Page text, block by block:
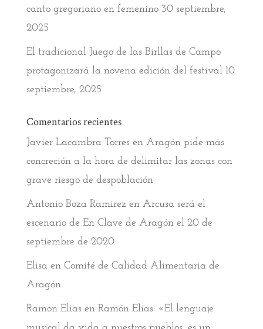
canto gregoriano en femenino 30 septiembre,
2025
El tradicional Juego de las Birllas de Campo
protagonizará la novena edición del festival 10
septiembre, 2025
Comentarios recientes
Javier Lacambra Torresen Aragón pide más
concreción a la hora de delimitar las zonas con
grave riesgo de despoblación
Antonio Boza Ramirez en Arcusa será el
escenario de En Clave de Aragón el 20 de
septiembre de 2020
Elisa en Comité de Calidad Alimentaria de
Aragón
Ramon Eliasen Ramón Elías: «El lenguaje